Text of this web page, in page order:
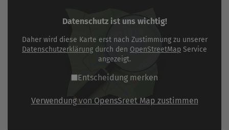
Datenschutz ist uns wichtig!
Daher wird diese Karte erst nach Zustimmung zu unserer
Datenschutzerklärung durch den OpenStreetMap Service
angezeigt.
Entscheidung merken
Verwendung von OpensSreet Map zustimmen